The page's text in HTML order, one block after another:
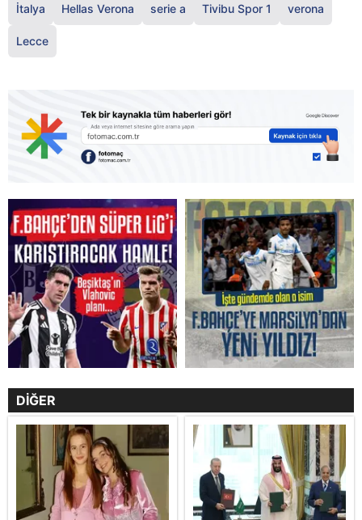
İtalya Hellas Verona serie a Tivibu Spor 1 verona
Lecce
DİĞER